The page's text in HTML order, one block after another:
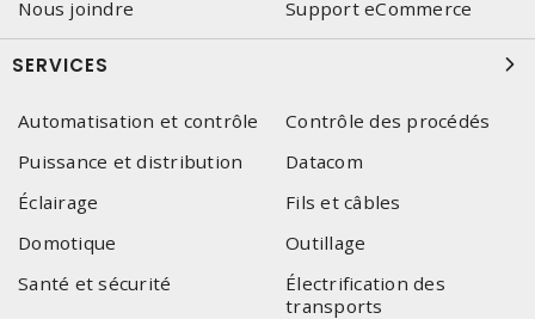
Nous joindre
Support eCommerce
SERVICES
Automatisation et contrôle
Contrôle des procédés
Puissance et distribution
Datacom
Éclairage
Fils et câbles
Domotique
Outillage
Santé et sécurité
Électrification des
transports